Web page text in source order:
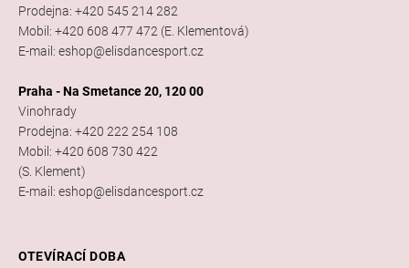
Prodejna: +420 545 214 282
Mobil: +420 608 477 472 (E. Klementová)
E-mail: eshop@elisdancesport.cz
Praha - Na Smetance 20, 120 00
Vinohrady
Prodejna: +420 222 254 108
Mobil: +420 608 730 422
(S. Klement)
E-mail: eshop@elisdancesport.cz
OTEVÍRACÍ DOBA